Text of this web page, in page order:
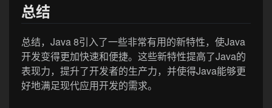
总结
总结，Java 8引入了一些非常有用的新特性，使Java
开发变得更加快速和便捷。这些新特性提高了Java的
表现力，提升了开发者的生产力，并使得Java能够更
好地满足现代应用开发的需求。